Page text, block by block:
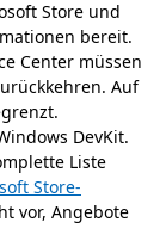
Store und
bereit.
Center müssen
Auf
DevKit.
Liste
Store-
vor, Angebote